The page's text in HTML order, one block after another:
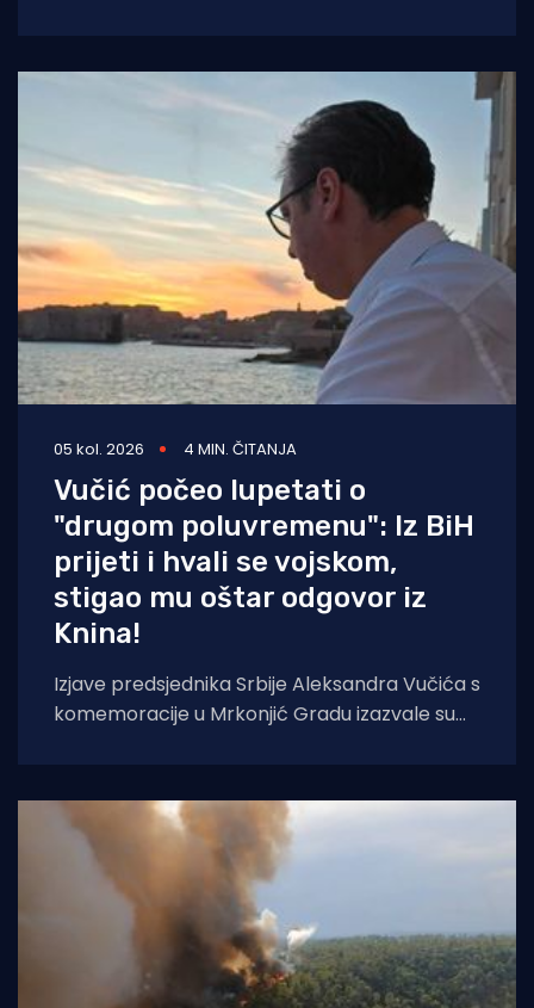
05 kol. 2026 4 MIN. ČITANJA
Vučić počeo lupetati o
"drugom poluvremenu": Iz BiH
prijeti i hvali se vojskom,
stigao mu oštar odgovor iz
Knina!
Izjave predsjednika Srbije Aleksandra Vučića s
komemoracije u Mrkonjić Gradu izazvale su